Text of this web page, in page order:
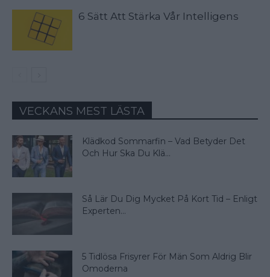
6 Sätt Att Stärka Vår Intelligens
VECKANS MEST LÄSTA
Klädkod Sommarfin – Vad Betyder Det
Och Hur Ska Du Klä...
Så Lär Du Dig Mycket På Kort Tid – Enligt
Experten...
5 Tidlösa Frisyrer För Män Som Aldrig Blir
Omoderna